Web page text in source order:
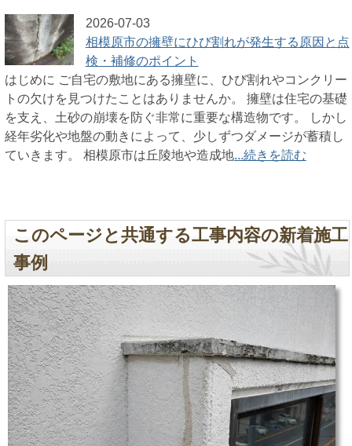
2026-07-03
相模原市の擁壁にひび割れが発生する原因と点
検・補修のポイント
はじめに ご自宅の敷地にある擁壁に、ひび割れやコンクリー
トの欠けを見つけたことはありませんか。 擁壁は住宅の基礎
を支え、土砂の崩壊を防ぐ非常に重要な構造物です。 しかし
経年劣化や地盤の動きによって、少しずつダメージが蓄積し
ていきます。 相模原市は丘陵地や造成地...続きを読む
このページと共通する工事内容の新着施工
事例